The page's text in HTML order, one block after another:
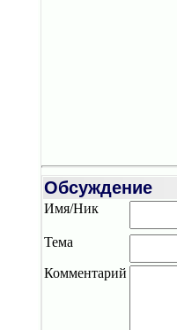
Обсуждение
Имя/Ник
Тема
Комментарий